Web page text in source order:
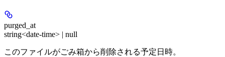
purged_at
string<date-time> | null
このファイルがごみ箱から削除される予定日時。